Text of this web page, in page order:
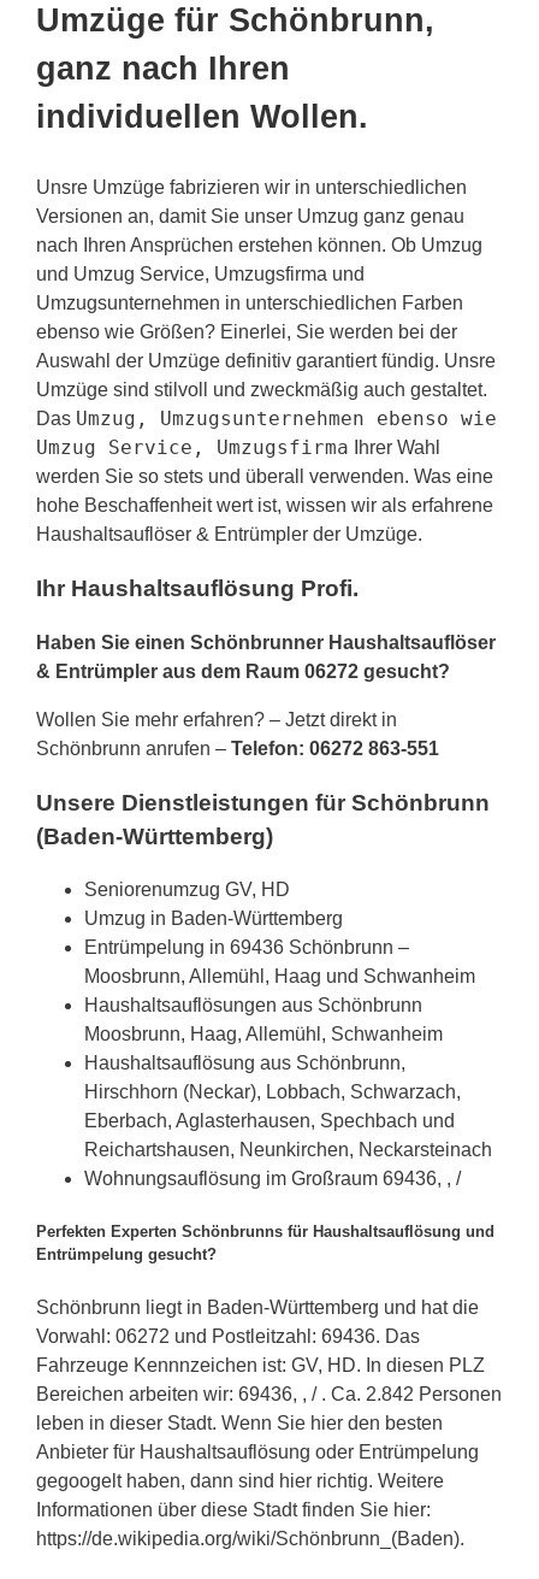
Umzüge für Schönbrunn,
ganz nach Ihren
individuellen Wollen.
Unsre Umzüge fabrizieren wir in unterschiedlichen
Versionen an, damit Sie unser Umzug ganz genau
nach Ihren Ansprüchen erstehen können. Ob Umzug
und Umzug Service, Umzugsfirma und
Umzugsunternehmen in unterschiedlichen Farben
ebenso wie Größen? Einerlei, Sie werden bei der
Auswahl der Umzüge definitiv garantiert fündig. Unsre
Umzüge sind stilvoll und zweckmäßig auch gestaltet.
Das Umzug, Umzugsunternehmen ebenso wie
Umzug Service, Umzugsfirma Ihrer Wahl
werden Sie so stets und überall verwenden. Was eine
hohe Beschaffenheit wert ist, wissen wir als erfahrene
Haushaltsauflöser & Entrümpler der Umzüge.
Ihr Haushaltsauflösung Profi.
Haben Sie einen Schönbrunner Haushaltsauflöser
& Entrümpler aus dem Raum 06272 gesucht?
Wollen Sie mehr erfahren? – Jetzt direkt in
Schönbrunn anrufen – Telefon: 06272 863-551
Unsere Dienstleistungen für Schönbrunn
(Baden-Württemberg)
Seniorenumzug GV, HD
Umzug in Baden-Württemberg
Entrümpelung in 69436 Schönbrunn –
Moosbrunn, Allemühl, Haag und Schwanheim
Haushaltsauflösungen aus Schönbrunn
Moosbrunn, Haag, Allemühl, Schwanheim
Haushaltsauflösung aus Schönbrunn,
Hirschhorn (Neckar), Lobbach, Schwarzach,
Eberbach, Aglasterhausen, Spechbach und
Reichartshausen, Neunkirchen, Neckarsteinach
Wohnungsauflösung im Großraum 69436, , /
Perfekten Experten Schönbrunns für Haushaltsauflösung und
Entrümpelung gesucht?
Schönbrunn liegt in Baden-Württemberg und hat die
Vorwahl: 06272 und Postleitzahl: 69436. Das
Fahrzeuge Kennnzeichen ist: GV, HD. In diesen PLZ
Bereichen arbeiten wir: 69436, , / . Ca. 2.842 Personen
leben in dieser Stadt. Wenn Sie hier den besten
Anbieter für Haushaltsauflösung oder Entrümpelung
gegoogelt haben, dann sind hier richtig. Weitere
Informationen über diese Stadt finden Sie hier:
https://de.wikipedia.org/wiki/Schönbrunn_(Baden).